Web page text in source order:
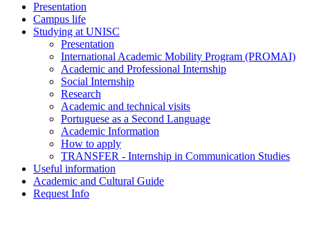
Presentation
Campus life
Studying at UNISC
Presentation
International Academic Mobility Program (PROMAI)
Academic and Professional Internship
Social Internship
Research
Academic and technical visits
Portuguese as a Second Language
Academic Information
How to apply
TRANSFER - Internship in Communication Studies
Useful information
Academic and Cultural Guide
Request Info